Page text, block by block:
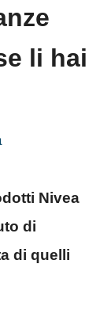
li hai
Nivea
di
di quelli